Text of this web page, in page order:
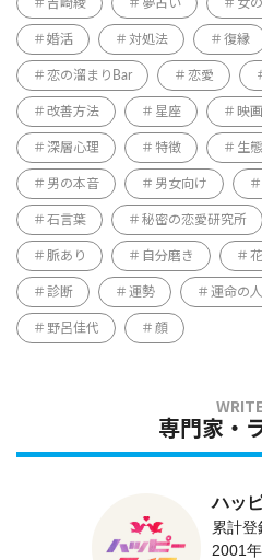
吉崎綾 夢占い 女
婚活 対処法 復縁
恋の溜まりBar 恋愛
改善方法 星座 映画
深層心理 特徴 生態
男の本音 男女向け
石言葉 秘密の恋愛研究所
脈あり 自分磨き
診断 運勢 運命の人
野呂佳代 顔
専門家・
ハッ
累計登
2001